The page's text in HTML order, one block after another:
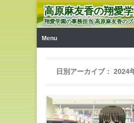
高原麻友香の翔愛
翔愛学園の事務担当 高原麻友香の
Menu
日別アーカイブ： 2024